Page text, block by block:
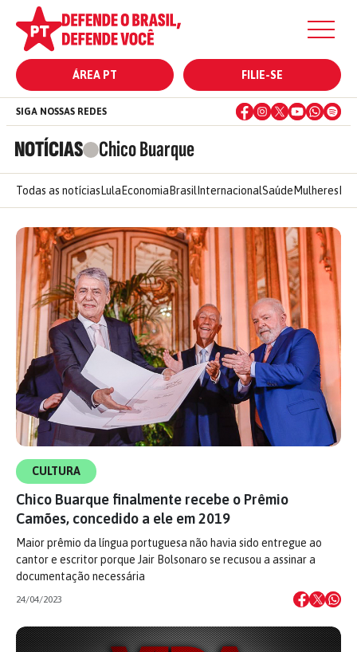
ÁREA PT FILIE-SE
NOTÍCIAS Chico Buarque
SIGA NOSSAS REDES
Todas as notícias Lula Economia Brasil InternacionalSaúde Mulheres
CULTURA
Chico Buarque finalmente recebe o Prêmio
Camões, concedido a ele em 2019
Maior prêmio da língua portuguesa não havia sido entregue ao
cantor e escritor porque Jair Bolsonaro se recusou a assinar a
documentação necessária
24/04/2023